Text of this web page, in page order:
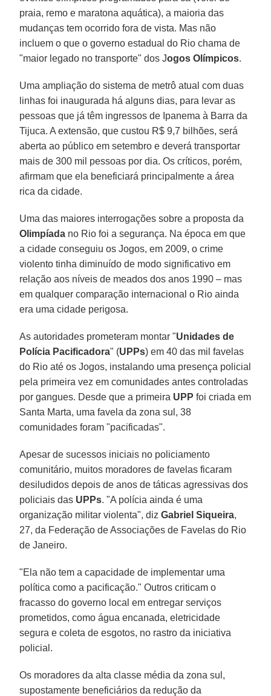
praia, remo e maratona aquática), a maioria das
mudanças tem ocorrido fora de vista. Mas não
incluem o que o governo estadual do Rio chama de
"maior legado no transporte" dos Jogos Olímpicos.
Uma ampliação do sistema de metrô atual com duas
linhas foi inaugurada há alguns dias, para levar as
pessoas que já têm ingressos de Ipanema à Barra da
Tijuca. A extensão, que custou R$ 9,7 bilhões, será
aberta ao público em setembro e deverá transportar
mais de 300 mil pessoas por dia. Os críticos, porém,
afirmam que ela beneficiará principalmente a área
rica da cidade.
Uma das maiores interrogações sobre a proposta da
Olimpíada no Rio foi a segurança. Na época em que
a cidade conseguiu os Jogos, em 2009, o crime
violento tinha diminuído de modo significativo em
relação aos níveis de meados dos anos 1990 – mas
em qualquer comparação internacional o Rio ainda
era uma cidade perigosa.
As autoridades prometeram montar "Unidades de
Polícia Pacificadora" (UPPs) em 40 das mil favelas
do Rio até os Jogos, instalando uma presença policial
pela primeira vez em comunidades antes controladas
por gangues. Desde que a primeira UPP foi criada em
Santa Marta, uma favela da zona sul, 38
comunidades foram "pacificadas".
Apesar de sucessos iniciais no policiamento
comunitário, muitos moradores de favelas ficaram
desiludidos depois de anos de táticas agressivas dos
policiais das UPPs. "A polícia ainda é uma
organização militar violenta", dizGabriel Siqueira,
27, da Federação de Associações de Favelas do Rio
de Janeiro.
"Ela não tem a capacidade de implementar uma
política como a pacificação." Outros criticam o
fracasso do governo local em entregar serviços
prometidos, como água encanada, eletricidade
segura e coleta de esgotos, no rastro da iniciativa
policial.
Os moradores da alta classe média da zona sul,
supostamente beneficiários da redução da